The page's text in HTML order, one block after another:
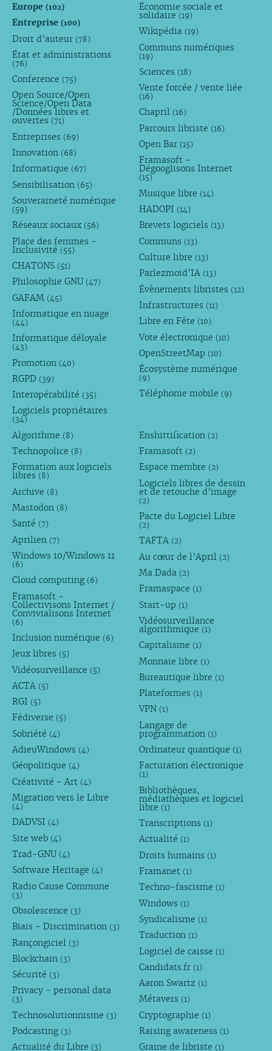
Europe (102)
Entreprise (100)
Droit d’auteur (78)
État et administrations
(76)
Conference (75)
Open Source/Open
Science/Open Data
/Données libres et
ouvertes (71)
Entreprises (69)
Innovation (68)
Informatique (67)
Sensibilisation (65)
Souveraineté numérique
(59)
Réseaux sociaux (56)
Place des femmes -
Inclusivité (55)
CHATONS (51)
Philosophie GNU (47)
GAFAM (45)
Informatique en nuage
(44)
Informatique déloyale
(43)
Promotion (40)
RGPD (39)
Interopérabilité (35)
Logiciels propriétaires
(34)
Économie sociale et
solidaire (19)
Wikipédia (19)
Communs numériques
(19)
Sciences (18)
Vente forcée / vente liée
(16)
Chapril (16)
Parcours libriste (16)
Open Bar (15)
Framasoft -
Dégooglisons Internet
(15)
Musique libre (14)
HADOPI (14)
Brevets logiciels (13)
Communs (13)
Culture libre (13)
Parlezmoid’IA (13)
Évènements libristes (12)
Infrastructures (11)
Libre en Fête (10)
Vote électronique (10)
OpenStreetMap (10)
Écosystème numérique
(9)
Téléphonie mobile (9)
Algorithme (8)
Technopolice (8)
Formation aux logiciels
libres (8)
Archive (8)
Mastodon (8)
Santé (7)
Aprilien (7)
Windows 10/Windows 11
(6)
Cloud computing (6)
Framasoft -
Collectivisons Internet /
Convivialisons Internet
(6)
Inclusion numérique (6)
Jeux libres (5)
Vidéosurveillance (5)
ACTA (5)
RGI (5)
Fédiverse (5)
Sobriété (4)
AdieuWindows (4)
Géopolitique (4)
Créativité - Art (4)
Migration vers le Libre
(4)
DADVSI (4)
Site web (4)
Trad-GNU (4)
Software Heritage (4)
Radio Cause Commune
(3)
Obsolescence (3)
Biais - Discrimination (3)
Rançongiciel (3)
Blockchain (3)
Sécurité (3)
Privacy - personal data
(3)
Technosolutionnisme (3)
Podcasting (3)
Actualité du Libre (3)
Enshittification (2)
Framasoft (2)
Espace membre (2)
Logiciels libres de dessin
et de retouche d’image
(2)
Pacte du Logiciel Libre
(2)
TAFTA (2)
Au cœur de l’April (2)
Ma Dada (2)
Framaspace (1)
Start-up (1)
Vidéosurveillance
algorithmique (1)
Capitalisme (1)
Monnaie libre (1)
Bureautique libre (1)
Plateformes (1)
VPN (1)
Langage de
programmation (1)
Ordinateur quantique (1)
Facturation électronique
(1)
Bibliothèques,
médiathèques et logiciel
libre (1)
Transcriptions (1)
Actualité (1)
Droits humains (1)
Framanet (1)
Techno-fascisme (1)
Windows (1)
Syndicalisme (1)
Traduction (1)
Logiciel de caisse (1)
Candidats.fr (1)
Aaron Swartz (1)
Métavers (1)
Cryptographie (1)
Raising awareness (1)
Graine de libriste (1)